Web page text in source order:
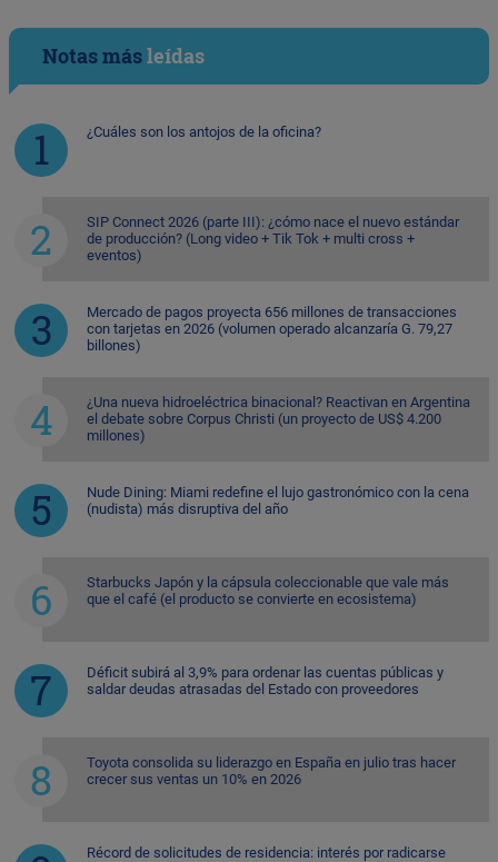
Notas másleídas
¿Cuáles son los antojos de la oficina?
SIP Connect 2026 (parte III): ¿cómo nace el nuevo estándar
de producción? (Long video + Tik Tok + multi cross +
eventos)
Mercado de pagos proyecta 656 millones de transacciones
con tarjetas en 2026 (volumen operado alcanzaría G. 79,27
billones)
¿Una nueva hidroeléctrica binacional? Reactivan en Argentina
el debate sobre Corpus Christi (un proyecto de US$ 4.200
millones)
Nude Dining: Miami redefine el lujo gastronómico con la cena
(nudista) más disruptiva del año
Starbucks Japón y la cápsula coleccionable que vale más
que el café (el producto se convierte en ecosistema)
Déficit subirá al 3,9% para ordenar las cuentas públicas y
saldar deudas atrasadas del Estado con proveedores
Toyota consolida su liderazgo en España en julio tras hacer
crecer sus ventas un 10% en 2026
Récord de solicitudes de residencia: interés por radicarse